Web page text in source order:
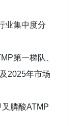
业集中度分
第一梯队、
2025年市场
膦酸ATMP